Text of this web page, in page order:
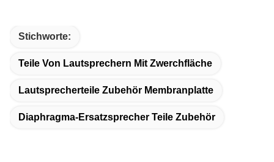
Stichworte:
Teile Von Lautsprechern Mit Zwerchfläche
Lautsprecherteile Zubehör Membranplatte
Diaphragma-Ersatzsprecher Teile Zubehör